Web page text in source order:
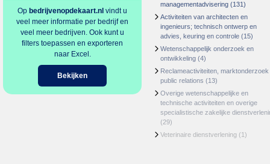
Op bedrijvenopdekaart.nl vindt u
veel meer informatie per bedrijf en
veel meer bedrijven. Ook kunt u
filters toepassen en exporteren
naar Excel.
Bekijken
managementadvisering (131)
Activiteiten van architecten en
ingenieurs; technisch ontwerp en
advies, keuring en controle (15)
Wetenschappelijk onderzoek en
ontwikkeling (4)
Reclameactiviteiten, marktonderzoek
public relations (13)
Overige wetenschappelijke en
technische activiteiten en overige
specialistische zakelijke
(29)
Veterinaire dienstverlening (1)